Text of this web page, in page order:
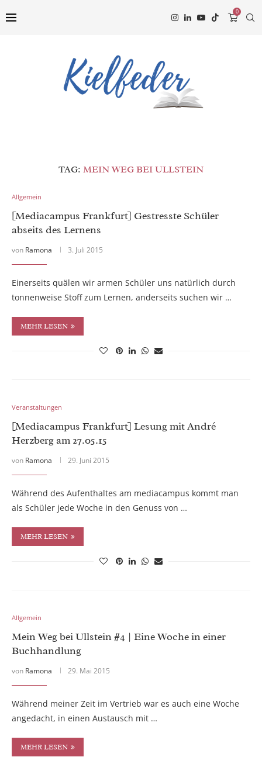
0
TAG: MEIN WEG BEI ULLSTEIN
Allgemein
[Mediacampus Frankfurt] Gestresste Schüler
abseits des Lernens
von Ramona 3. Juli 2015
Einerseits quälen wir armen Schüler uns natürlich durch
tonnenweise Stoff zum Lernen, anderseits suchen wir …
MEHR LESEN
Veranstaltungen
[Mediacampus Frankfurt] Lesung mit André
Herzberg am 27.05.15
von Ramona 29. Juni 2015
Während des Aufenthaltes am mediacampus kommt man
als Schüler jede Woche in den Genuss von …
MEHR LESEN
Allgemein
Mein Weg bei Ullstein #4 | Eine Woche in einer
Buchhandlung
von Ramona 29. Mai 2015
Während meiner Zeit im Vertrieb war es auch eine Woche
angedacht, in einen Austausch mit …
MEHR LESEN